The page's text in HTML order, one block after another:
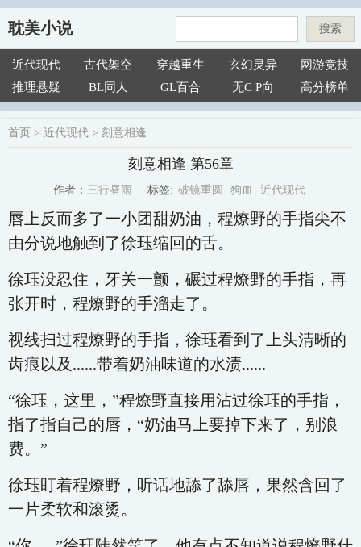
耽美小说 搜索
近代现代 古代架空 穿越重生 玄幻灵异
网游竞技
推理悬疑
BL同人 GL百合 无C P向 高分榜单
首页 > 近代现代 > 刻意相逢
刻意相逢 第56章
作者： 三行昼雨 标签: 破镜重圆 狗血 近代现代
唇上反而多了一小团甜奶油，程燎野的手指尖不
由分说地触到了徐珏缩回的舌。
徐珏没忍住，牙关一颤，碾过程燎野的手指，再
张开时，程燎野的手溜走了。
视线扫过程燎野的手指，徐珏看到了上头清晰的
齿痕以及......带着奶油味道的水渍......
“徐珏，这里，”程燎野直接用沾过徐珏的手指，
指了指自己的唇，“奶油马上要掉下来了，别浪
费。”
徐珏盯着程燎野，听话地舔了舔唇，果然含回了
一片柔软和滚烫。